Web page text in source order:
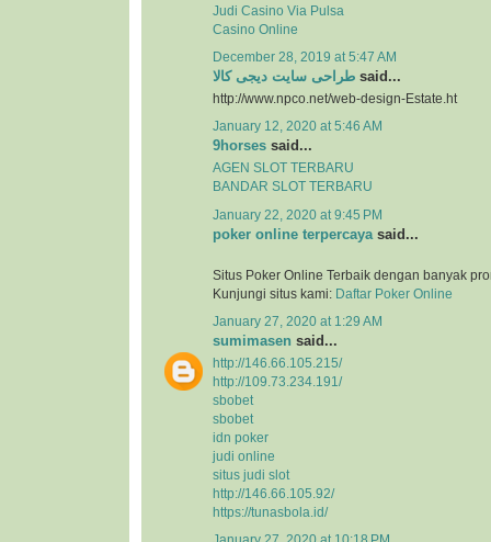
Judi Casino Via Pulsa
Casino Online
December 28, 2019 at 5:47 AM
طراحی سایت دیجی کالا said...
http://www.npco.net/web-design-Estate.ht
January 12, 2020 at 5:46 AM
9horses said...
AGEN SLOT TERBARU
BANDAR SLOT TERBARU
January 22, 2020 at 9:45 PM
poker online terpercaya said...
Situs Poker Online Terbaik dengan banyak
Kunjungi situs kami: Daftar Poker Online
January 27, 2020 at 1:29 AM
sumimasen said...
http://146.66.105.215/
http://109.73.234.191/
sbobet
sbobet
idn poker
judi online
situs judi slot
http://146.66.105.92/
https://tunasbola.id/